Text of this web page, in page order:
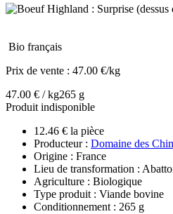
Bio français
Prix de vente : 47.00 €/kg
47.00 € / kg265 g
Produit indisponible
12.46 € la pièce
Producteur : Domaine des
Origine : France
Lieu de transformation :
Agriculture : Biologique
Type produit : Viande bovine
Conditionnement : 265 g